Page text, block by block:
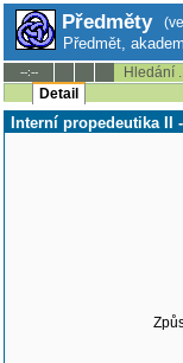
Předměty
Předmět,
--:-- Hledání
Detail
Interní propedeutika II